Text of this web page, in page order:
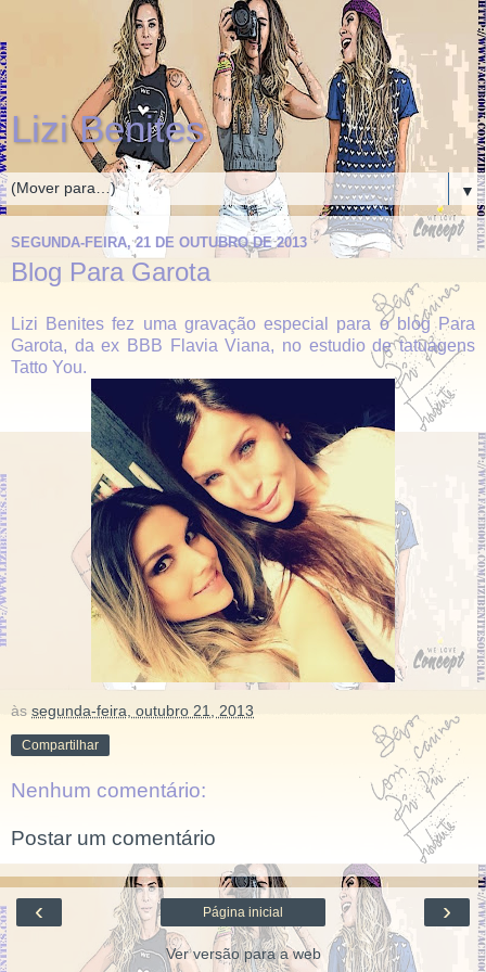
Lizi Benites
▼
SEGUNDA-FEIRA, 21 DE OUTUBRO DE 2013
Blog Para Garota
Lizi Benites fez uma gravação especial para o blog Para
Garota, da ex BBB Flavia Viana, no estudio de tatuagens
Tatto You.
às segunda-feira, outubro 21, 2013
Compartilhar
Nenhum comentário:
Postar um comentário
‹ ›
Página inicial
Ver versão para a web